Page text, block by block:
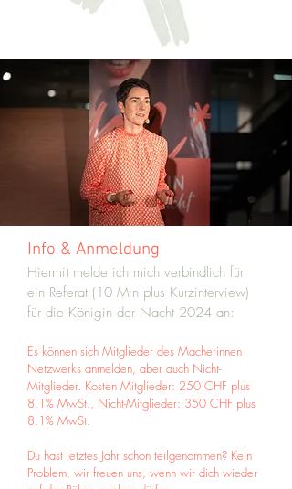
Info & Anmeldung
Hiermit melde ich mich verbindlich für
ein Referat (10 Min plus Kurzinterview)
für die Königin der Nacht 2024 an:
Es können sich Mitglieder des Macherinnen
Netzwerks anmelden, aber auch Nicht-
Mitglieder. Kosten Mitglieder: 250 CHF plus
8.1% MwSt., Nicht-Mitglieder: 350 CHF plus
8.1% MwSt.
Du hast letztes Jahr schon teilgenommen? Kein
Problem, wir freuen uns, wenn wir dich wieder